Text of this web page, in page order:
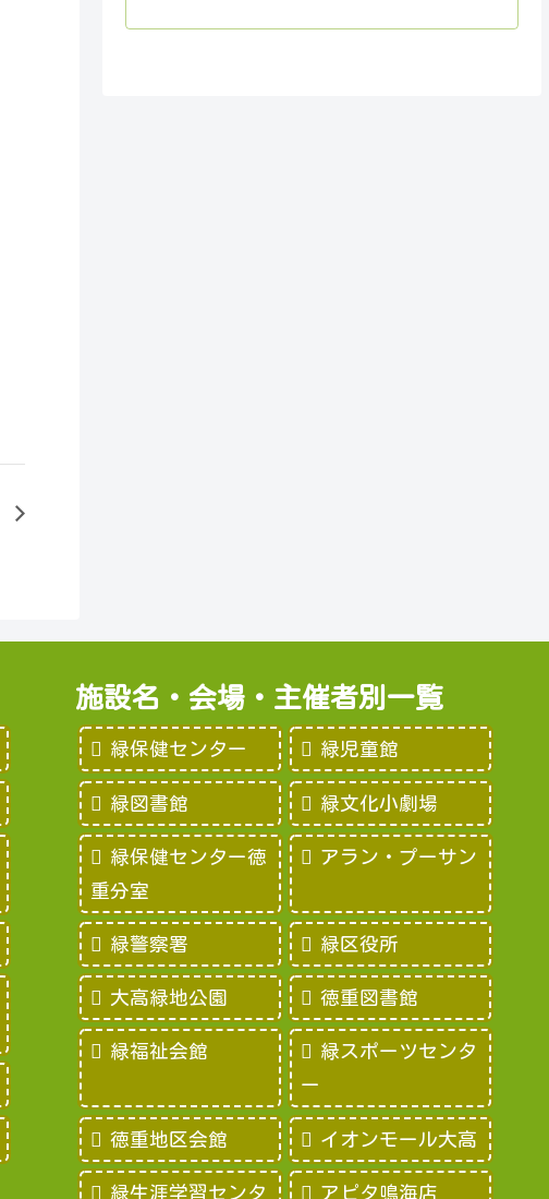
施設名・会場・主催者別一覧
緑保健センター 緑児童館
緑図書館 緑文化小劇場
緑保健センター徳
重分室
アラン・プーサン
緑警察署 緑区役所
大高緑地公園 徳重図書館
緑福祉会館
緑スポーツセンタ
ー
徳重地区会館 イオンモール大高
緑生涯学習センタ アピタ鳴海店